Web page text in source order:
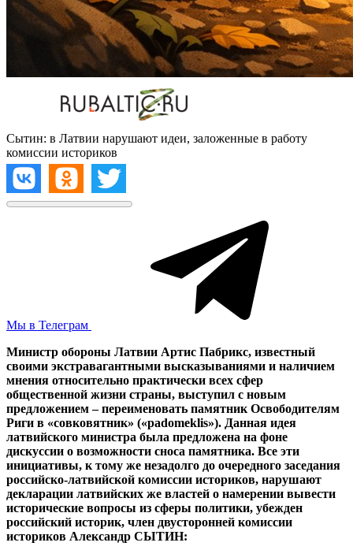
Сытин: в Латвии нарушают идеи, заложенные в работу
комиссии историков
Мы в Телеграм
Министр обороны Латвии Артис Пабрикс, известный
своими экстравагантными высказываниями и наличием
мнения относительно практически всех сфер
общественной жизни страны, выступил с новым
предложением – переименовать памятник Освободителям
Риги в «совковятник» («padomeklis»). Данная идея
латвийского министра была предложена на фоне
дискуссии о возможности сноса памятника. Все эти
инициативы, к тому же незадолго до очередного заседания
российско-латвийской комиссии историков, нарушают
декларации латвийских же властей о намерении вывести
исторические вопросы из сферы политики, убежден
российский историк, член двусторонней комиссии
историков Александр СЫТИН: